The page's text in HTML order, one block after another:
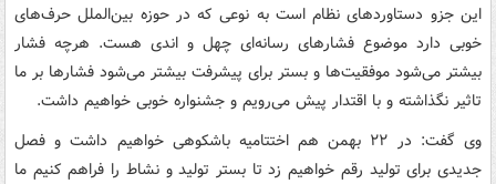
این جزو دستاوردهای نظام است به نوعی که در حوزه بین‌الملل حرف‌های
خوبی دارد موضوع فشارهای رسانه‌ای چهل و اندی هست. هرچه فشار
بیشتر می‌شود موفقیت‌ها و بستر برای پیشرفت بیشتر می‌شود فشارها بر ما
تاثیر نگذاشته و با اقتدار پیش می‌رویم و جشنواره خوبی خواهیم داشت.
وی گفت: در ۲۲ بهمن هم اختتامیه باشکوهی خواهیم داشت و فصل
جدیدی برای تولید رقم خواهیم زد تا بستر تولید و نشاط را فراهم کنیم ما